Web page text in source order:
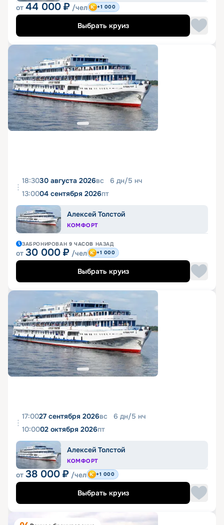
от 44 000 ₽ /чел +1 000
Выбрать круиз
18:3030 августа 2026вс 6 дн/5 нч
13:0004 сентября 2026пт
Алексей Толстой
КОМФОРТ
ЗАБРОНИРОВАН 9 ЧАСОВ НАЗАД
от 30 000 ₽ /чел +1 000
Выбрать круиз
17:0027 сентября 2026вс 6 дн/5 нч
10:0002 октября 2026пт
Алексей Толстой
КОМФОРТ
от 38 000 ₽ /чел +1 000
Выбрать круиз